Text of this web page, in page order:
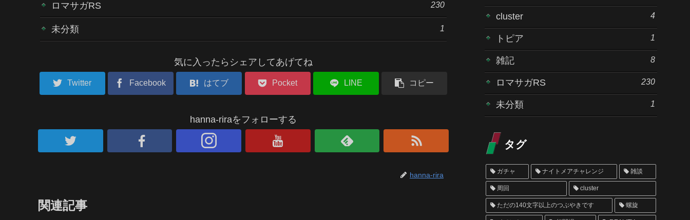
ロマサガRS 230
未分類 1
気に入ったらシェアしてあげてね
Twitter Facebook はてブ Pocket LINE コピー
hanna-riraをフォローする
hanna-rira
関連記事
cluster 4
トピア 1
雑記 8
ロマサガRS 230
未分類 1
タグ
ガチャ ナイトメアチャレンジ 雑談
周回 cluster
ただの140文字以上のつぶやきです 螺旋